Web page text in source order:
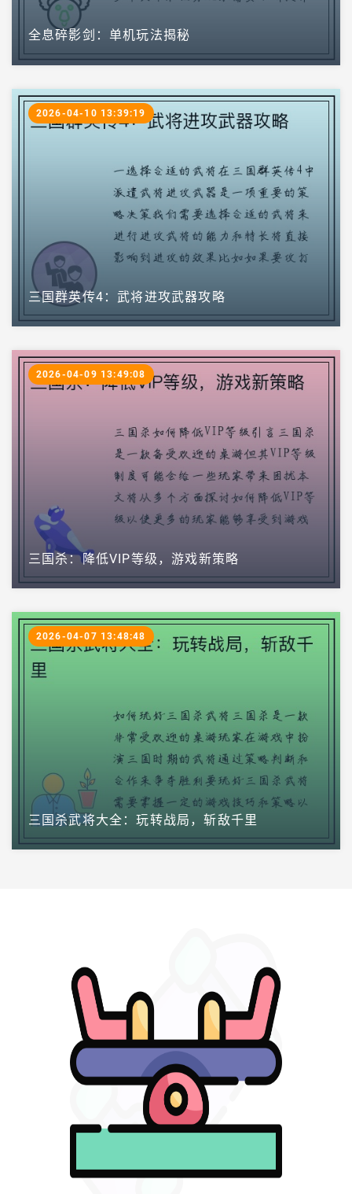
全息碎影剑：单机玩法揭秘
三国群英传4：武将进攻武器攻略
2026-04-10 13:39:19
三国杀：降低VIP等级，游戏新策略
2026-04-09 13:49:08
三国杀武将大全：玩转战局，斩敌千里
2026-04-07 13:48:48